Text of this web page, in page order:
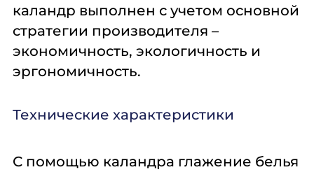
каландр выполнен с учетом основной
стратегии производителя –
экономичность, экологичность и
эргономичность.
Технические характеристики
С помощью каландра глажение белья